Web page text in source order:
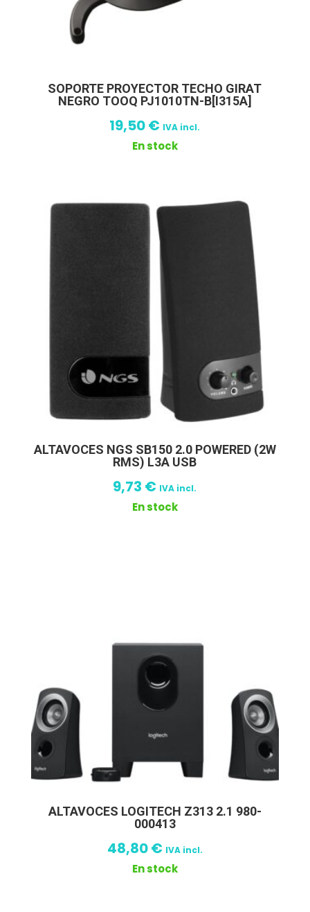
SOPORTE PROYECTOR TECHO GIRAT
NEGRO TOOQ PJ1010TN-B[I315A]
19,50€ IVA incl.
En stock
ALTAVOCES NGS SB150 2.0 POWERED (2W
RMS) L3A USB
9,73 € IVA incl.
En stock
ALTAVOCES LOGITECH Z313 2.1 980-
000413
48,80€ IVA incl.
En stock